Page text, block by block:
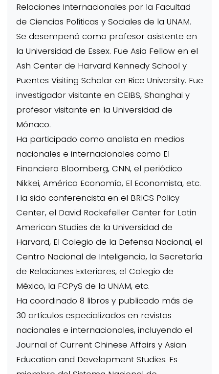
Relaciones Internacionales por la Facultad
de Ciencias Políticas y Sociales de la UNAM.
Se desempeñó como profesor asistente en
la Universidad de Essex. Fue Asia Fellow en el
Ash Center de Harvard Kennedy School y
Puentes Visiting Scholar en Rice University. Fue
investigador visitante en CEIBS, Shanghai y
profesor visitante en la Universidad de
Mónaco.
Ha participado como analista en medios
nacionales e internacionales como El
Financiero Bloomberg, CNN, el periódico
Nikkei, América Economía, El Economista, etc.
Ha sido conferencista en el BRICS Policy
Center, el David Rockefeller Center for Latin
American Studies de la Universidad de
Harvard, El Colegio de la Defensa Nacional, el
Centro Nacional de Inteligencia, la Secretaría
de Relaciones Exteriores, el Colegio de
México, la FCPyS de la UNAM, etc.
Ha coordinado 8 libros y publicado más de
30 artículos especializados en revistas
nacionales e internacionales, incluyendo el
Journal of Current Chinese Affairs y Asian
Education and Development Studies. Es